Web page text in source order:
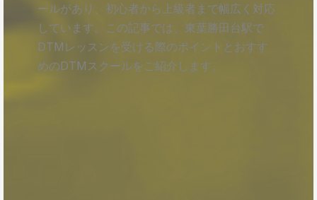
ールがあり、初心者から上級者まで幅広く対応
しています。この記事では、東葉勝田台駅で
DTMレッスンを受ける際のポイントとおすす
めのDTMスクールをご紹介します。